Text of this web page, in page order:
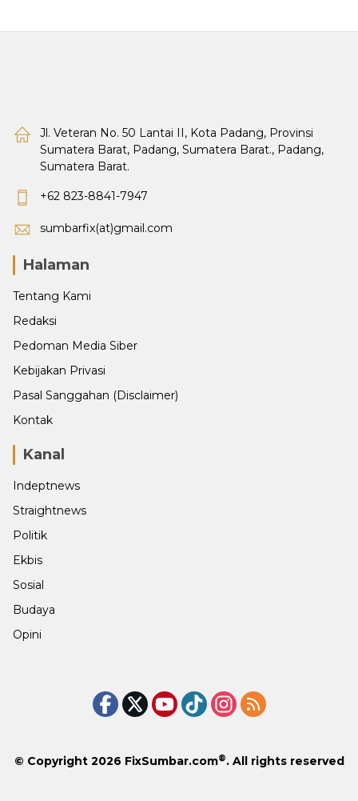
Jl. Veteran No. 50 Lantai II, Kota Padang, Provinsi
Sumatera Barat, Padang, Sumatera Barat., Padang,
Sumatera Barat.
+62 823-8841-7947
sumbarfix(at)gmail.com
Halaman
Tentang Kami
Redaksi
Pedoman Media Siber
Kebijakan Privasi
Pasal Sanggahan (Disclaimer)
Kontak
Kanal
Indeptnews
Straightnews
Politik
Ekbis
Sosial
Budaya
Opini
© Copyright 2026 FixSumbar.com®. All rights reserved